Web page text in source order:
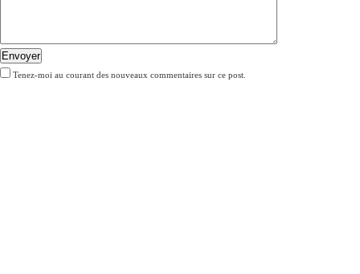
Envoyer
Tenez-moi au courant des nouveaux commentaires sur ce post.